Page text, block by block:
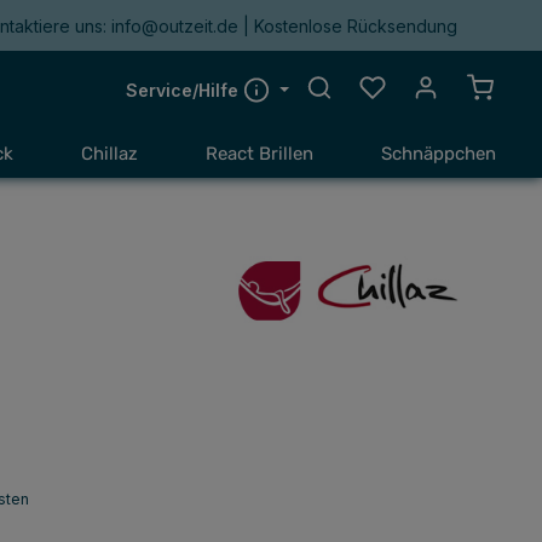
uns: info@outzeit.de | Kostenlose Rücksendung
Service/Hilfe
Du hast 0 Produkte
Chillaz React Brillen Schnäppchen